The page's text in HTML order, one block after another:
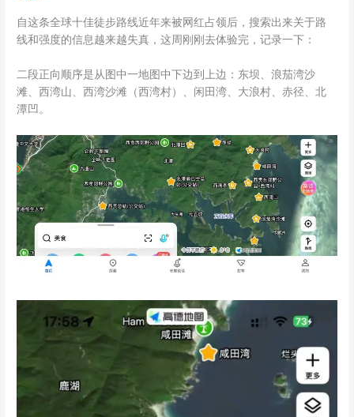
自这条全球十佳徒步路线近年来被网红占领后，搜索出来关于路
线和强度的信息越来越失真，这周刚刚去体验完，记录一下：
二段正向顺序是从图中一地图中下边到上边：东坝、浪茄湾沙
滩、西湾山、西湾沙滩（西湾村）、闲田湾、大浪村、赤径、北
潭凹。